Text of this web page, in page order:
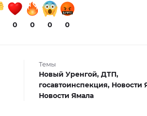
0 0 0 0
Темы
Новый Уренгой, ДТП,
госавтоинспекция, Новости
Новости Ямала